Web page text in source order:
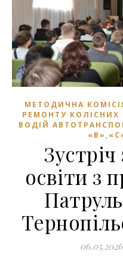
МЕТОДИЧНА
РЕМОНТУ КОЛІСНИХ
ВОДІЙ
Зустріч
освіти з
06.05.2026